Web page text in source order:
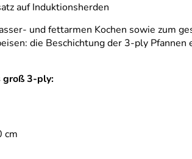
auf Induktionsherden
und fettarmen Kochen sowie zum
die Beschichtung der 3-ply
groß 3-ply:
cm